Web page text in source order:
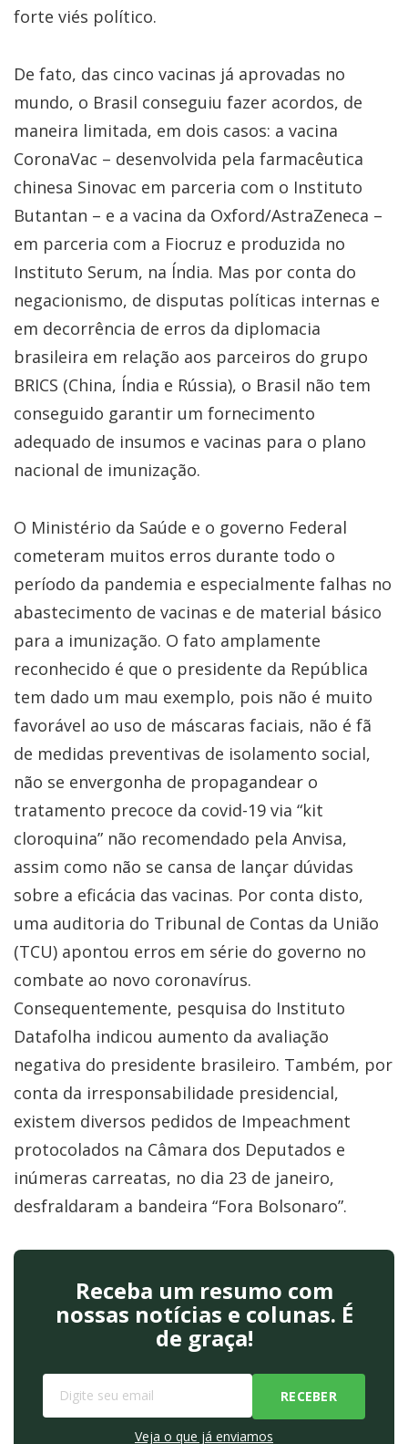
forte viés político.
De fato, das cinco vacinas já aprovadas no
mundo, o Brasil conseguiu fazer acordos, de
maneira limitada, em dois casos: a vacina
CoronaVac – desenvolvida pela farmacêutica
chinesa Sinovac em parceria com o Instituto
Butantan – e a vacina da Oxford/AstraZeneca –
em parceria com a Fiocruz e produzida no
Instituto Serum, na Índia. Mas por conta do
negacionismo, de disputas políticas internas e
em decorrência de erros da diplomacia
brasileira em relação aos parceiros do grupo
BRICS (China, Índia e Rússia), o Brasil não tem
conseguido garantir um fornecimento
adequado de insumos e vacinas para o plano
nacional de imunização.
O Ministério da Saúde e o governo Federal
cometeram muitos erros durante todo o
período da pandemia e especialmente falhas no
abastecimento de vacinas e de material básico
para a imunização. O fato amplamente
reconhecido é que o presidente da República
tem dado um mau exemplo, pois não é muito
favorável ao uso de máscaras faciais, não é fã
de medidas preventivas de isolamento social,
não se envergonha de propagandear o
tratamento precoce da covid-19 via “kit
cloroquina” não recomendado pela Anvisa,
assim como não se cansa de lançar dúvidas
sobre a eficácia das vacinas. Por conta disto,
uma auditoria do Tribunal de Contas da União
(TCU) apontou erros em série do governo no
combate ao novo coronavírus.
Consequentemente, pesquisa do Instituto
Datafolha indicou aumento da avaliação
negativa do presidente brasileiro. Também, por
conta da irresponsabilidade presidencial,
existem diversos pedidos de Impeachment
protocolados na Câmara dos Deputados e
inúmeras carreatas, no dia 23 de janeiro,
desfraldaram a bandeira “Fora Bolsonaro”.
Receba um resumo com
nossas notícias e colunas. É
de graça!
Veja o que já enviamos